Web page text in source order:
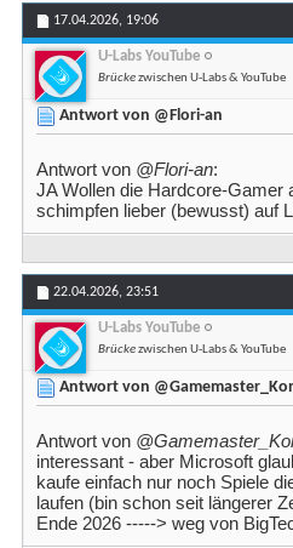
17.04.2026, 19:06
U-Labs YouTube
Brückezwischen U-Labs & YouTube
Antwort von @Flori-an
Antwort von @Flori-an:
JA Wollen die Hardcore-Gamer
schimpfen lieber (bewusst) auf
22.04.2026, 23:51
U-Labs YouTube
Brückezwischen U-Labs & YouTube
Antwort von
Antwort von
interessant - aber Microsoft
kaufe einfach nur noch Spiele
laufen (bin schon seit längerer
Ende 2026 -----> weg von